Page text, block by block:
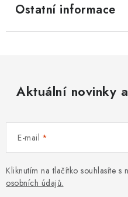
Ostatní informace
Aktuální novinky
E-mail
Kliknutím na tlačítko souhlasíte s
osobních údajů.